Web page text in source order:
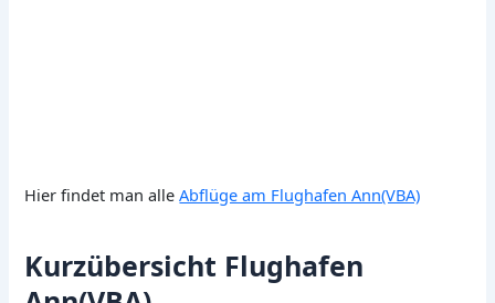
Hier findet man alleAbflüge am Flughafen Ann(VBA)
Kurzübersicht Flughafen